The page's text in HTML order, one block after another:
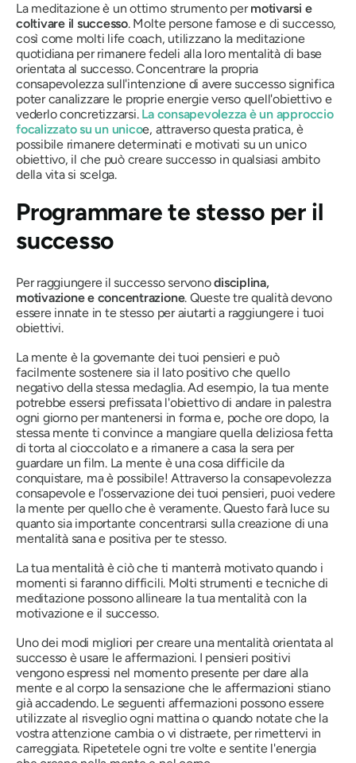
La meditazione è un ottimo strumento permotivarsi e
coltivare il successo. Molte persone famose e di successo,
così come molti life coach, utilizzano la meditazione
quotidiana per rimanere fedeli alla loro mentalità di base
orientata al successo. Concentrare la propria
consapevolezza sull'intenzione di avere successo significa
poter canalizzare le proprie energie verso quell'obiettivo e
vederlo concretizzarsi. La consapevolezza è un approccio
focalizzato su un unicoe, attraverso questa pratica, è
possibile rimanere determinati e motivati ​​su un unico
obiettivo, il che può creare successo in qualsiasi ambito
della vita si scelga.
Programmare te stesso per il
successo
Per raggiungere il successo servonodisciplina,
motivazione e concentrazione. Queste tre qualità devono
essere innate in te stesso per aiutarti a raggiungere i tuoi
obiettivi.
La mente è la governante dei tuoi pensieri e può
facilmente sostenere sia il lato positivo che quello
negativo della stessa medaglia. Ad esempio, la tua mente
potrebbe essersi prefissata l'obiettivo di andare in palestra
ogni giorno per mantenersi in forma e, poche ore dopo, la
stessa mente ti convince a mangiare quella deliziosa fetta
di torta al cioccolato e a rimanere a casa la sera per
guardare un film. La mente è una cosa difficile da
conquistare, ma è possibile! Attraverso la consapevolezza
consapevole e l'osservazione dei tuoi pensieri, puoi vedere
la mente per quello che è veramente. Questo farà luce su
quanto sia importante concentrarsi sulla creazione di una
mentalità sana e positiva per te stesso.
La tua mentalità è ciò che ti manterrà motivato quando i
momenti si faranno difficili. Molti strumenti e tecniche di
meditazione possono allineare la tua mentalità con la
motivazione e il successo.
Uno dei modi migliori per creare una mentalità orientata al
successo è usare le affermazioni. I pensieri positivi
vengono espressi nel momento presente per dare alla
mente e al corpo la sensazione che le affermazioni stiano
già accadendo. Le seguenti affermazioni possono essere
utilizzate al risveglio ogni mattina o quando notate che la
vostra attenzione cambia o vi distraete, per rimettervi in ​​
carreggiata. Ripetetele ogni tre volte e sentite l'energia